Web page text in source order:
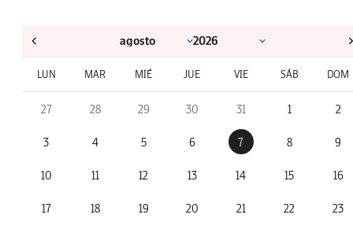
LUN MAR MIÉ JUE VIE SÁB DOM
27 28 29 30 31 1 2
3 4 5 6 7 8 9
10 11 12 13 14 15 16
17 18 19 20 21 22 23